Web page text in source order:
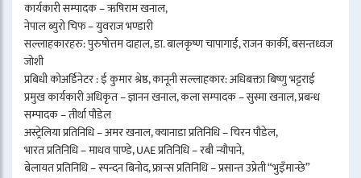
कार्यकारी सम्पादक – ऋषिराम खनाल,
नेपाल ब्युरो चिफ – युवराज भण्डारी
सल्लाहकारहरु: पुरुषोत्तम दाहाल, डा. बालकृष्ण चापागाईं, राजन कार्की, बसन्तध्वज
जोशी
प्रबिधी कोअर्डिनेटर : ई कुमार श्रेष्ठ, कानूनी सल्लाहकार: अधिबक्ता बिष्णु भट्टराई
प्रमुख कार्यकारी अधिकृत – ज्ञानन खनाल, कला सम्पादक – सुस्मा खनाल, प्रबन्ध
सम्पादक – तीर्था पौडेल
अस्ट्रेलिया प्रतिनिधि – अमर खनाल, क्यानाडा प्रतिनिधि – चिरन पौडेल,
भारत प्रतिनिधि – माधव पाण्डे, UAE प्रतिनिधि – रबी न्यौपाने,
बेलायत प्रतिनिधि – स्पन्दन बिनोद, फ्रान्स प्रतिनिधि – प्रसान्त उप्रेती “भुइँमान्छे”